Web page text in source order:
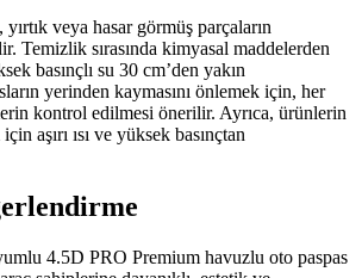
veya hasar görmüş parçaların
Temizlik sırasında kimyasal maddelerden
basınçlı su 30 cm’den yakın
yerinden kaymasını önlemek için, her
kontrol edilmesi önerilir. Ayrıca, ürünlerin
aşırı ısı ve yüksek basınçtan
4.5D PRO Premium havuzlu oto paspas